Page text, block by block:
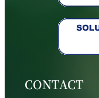
CONTACT